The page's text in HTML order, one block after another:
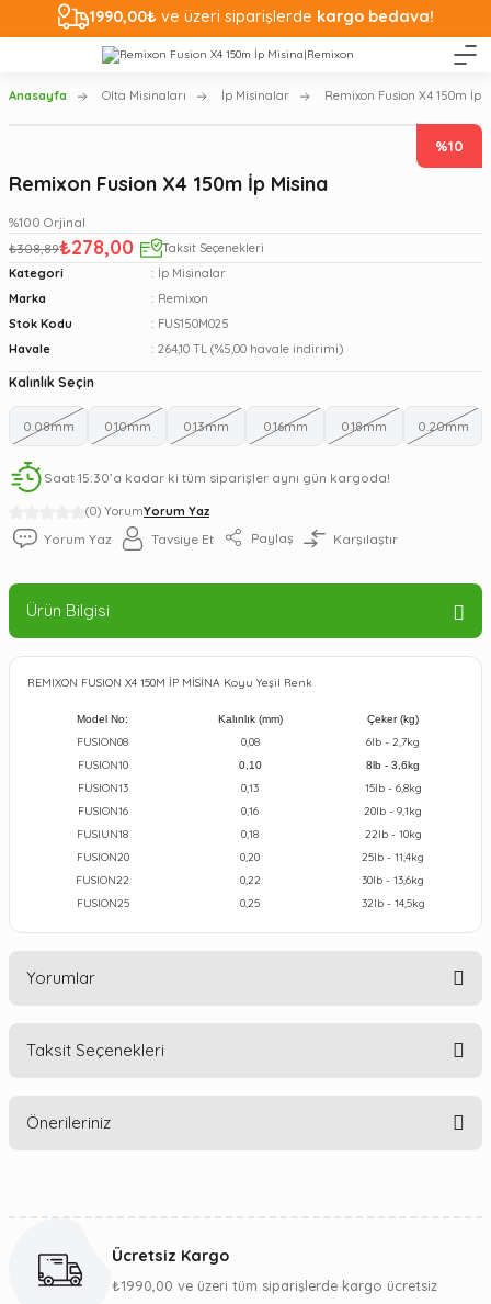
1990,00₺ ve üzeri siparişlerde kargo bedava!
Anasayfa Olta Misinaları İp Misinalar Remixon Fusion X4 150m İp
%10
(0) YorumYorum Yaz
Remixon Fusion X4 150m İp Misina
%100 Orjinal
₺308,89₺278,00
Taksit Seçenekleri
Kategori
İp Misinalar
Marka
Remixon
Stok Kodu
FUS150M025
Havale
264,10 TL (%5,00 havale indirimi)
Kalınlık Seçin
0.08mm 0.10mm 0.13mm 0.16mm 0.18mm 0.20mm
Saat 15:30’a kadar ki tüm siparişler aynı gün kargoda!
Yorum Yaz Tavsiye Et Paylaş Karşılaştır
Ürün Bilgisi
REMIXON FUSION X4 150M İP MİSİNA Koyu Yeşil Renk
Model No: Kalınlık (mm) Çeker (kg)
FUSION08 0,08
6lb - 2,7kg
FUSION10
0,10 8lb - 3,6kg
FUSION13 0,13
15lb - 6,8kg
FUSION16
0,16
20lb - 9,1kg
FUSIUN18
0,18
22lb - 10kg
FUSION20
0,20
25lb - 11,4kg
FUSION22
0,22
30lb - 13,6kg
FUSION25
0,25 32lb - 14,5kg
Yorumlar
Taksit Seçenekleri
Önerileriniz
Görüş ve önerileriniz için teşekkür ederiz.
Ücretsiz Kargo
₺1990,00 ve üzeri tüm siparişlerde kargo ücretsiz